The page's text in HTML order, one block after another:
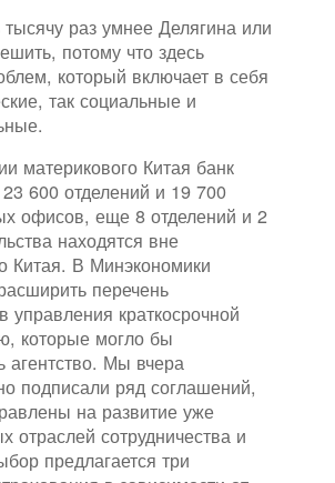
раз умнее Делягина или
потому что здесь
который включает в себя
так социальные и
материкового Китая банк
600 отделений и 19 700
офисов, еще 8 отделений и 2
находятся вне
Китая. В Минэкономики
перечень
управления краткосрочной
которые могло бы
агентство. Мы вчера
подписали ряд соглашений,
на развитие уже
отраслей сотрудничества и
предлагается три